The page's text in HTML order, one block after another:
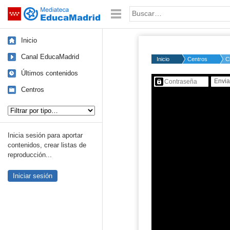
Saltar navegación Palabra o frase:
Inicio
Canal EducaMadrid
Últimos contenidos
Centros
Inicia sesión para aportar
contenidos, crear listas de
reproducción...
Iniciar sesión
Inicio Centros
Contenido protegido…